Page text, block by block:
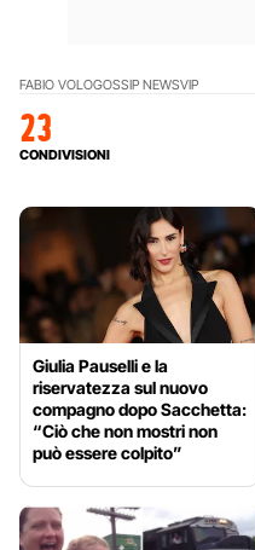
FABIO VOLOGOSSIP NEWSVIP
23
CONDIVISIONI
Giulia Pauselli e la
riservatezza sul nuovo
compagno dopo Sacchetta:
“Ciò che non mostri non
può essere colpito”